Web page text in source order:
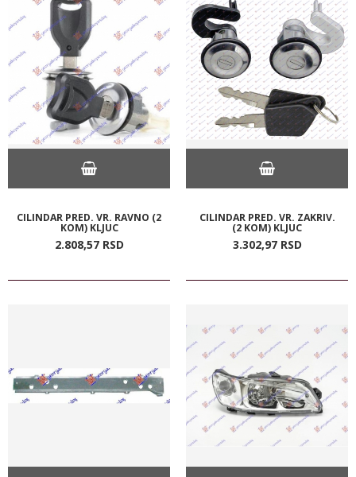
CILINDAR PRED. VR. RAVNO (2
KOM) KLJUC
2.808,57 RSD
CILINDAR PRED. VR. ZAKRIV.
(2 KOM) KLJUC
3.302,97 RSD